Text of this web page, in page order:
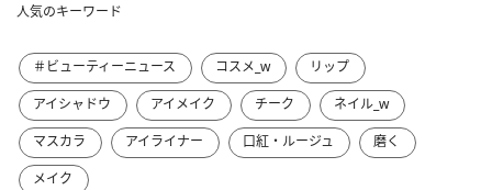
人気のキーワード
＃ビューティーニュース コスメ_w
リップ
アイシャドウ
アイメイク チーク
ネイル_w
マスカラ
アイライナー 口紅・ルージュ
磨く
メイク